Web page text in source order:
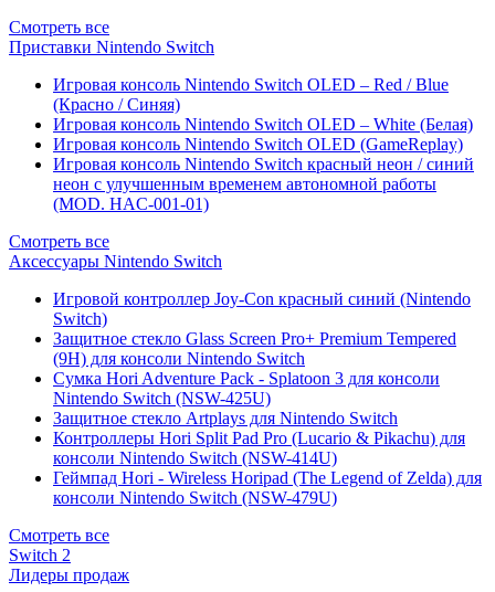
Смотреть все
Приставки Nintendo Switch
Игровая консоль Nintendo Switch OLED – Red / Blue
(Красно / Синяя)
Игровая консоль Nintendo Switch OLED – White (Белая)
Игровая консоль Nintendo Switch OLED (GameReplay)
Игровая консоль Nintendo Switch красный неон / синий
неон с улучшенным временем автономной работы
(MOD. HAC-001-01)
Смотреть все
Аксессуары Nintendo Switch
Игровой контроллер Joy-Con красный синий (Nintendo
Switch)
Защитное стекло Glass Screen Pro+ Premium Tempered
(9H) для консоли Nintendo Switch
Сумка Hori Adventure Pack - Splatoon 3 для консоли
Nintendo Switch (NSW-425U)
Защитное стекло Artplays для Nintendo Switch
Контроллеры Hori Split Pad Pro (Lucario & Pikachu) для
консоли Nintendo Switch (NSW-414U)
Геймпад Hori - Wireless Horipad (The Legend of Zelda) для
консоли Nintendo Switch (NSW-479U)
Смотреть все
Switch 2
Лидеры продаж